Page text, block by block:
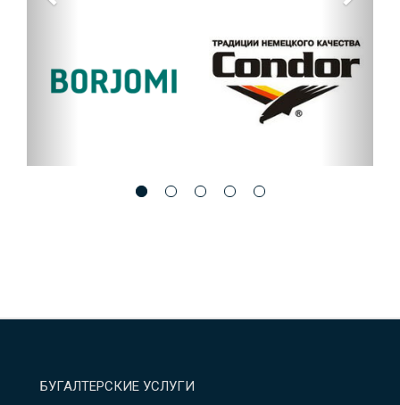
БУГАЛТЕРСКИЕ УСЛУГИ